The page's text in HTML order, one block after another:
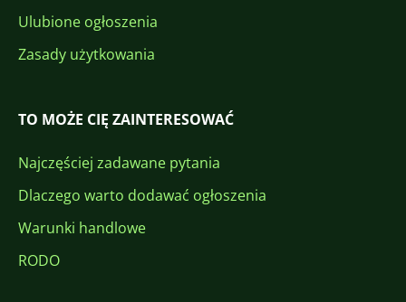
Ulubione ogłoszenia
Zasady użytkowania
TO MOŻE CIĘ ZAINTERESOWAĆ
Najczęściej zadawane pytania
Dlaczego warto dodawać ogłoszenia
Warunki handlowe
RODO